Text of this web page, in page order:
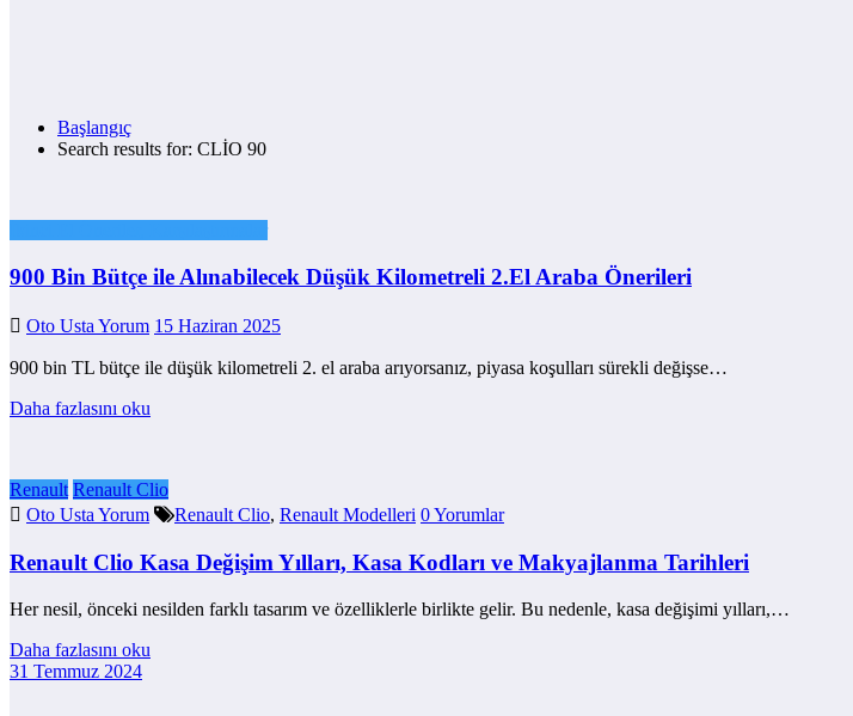
Başlangıç
Search results for: CLİO 90
900 Bin Bütçe ile Alınabilecek Düşük Kilometreli 2.El Araba Önerileri
Oto Usta Yorum 15 Haziran 2025
900 bin TL bütçe ile düşük kilometreli 2. el araba arıyorsanız, piyasa koşulları sürekli değişse…
Daha fazlasını oku
Renault Renault Clio
Oto Usta Yorum
Renault Clio, Renault Modelleri 0 Yorumlar
Renault Clio Kasa Değişim Yılları, Kasa Kodları ve Makyajlanma Tarihleri
Her nesil, önceki nesilden farklı tasarım ve özelliklerle birlikte gelir. Bu nedenle, kasa değişimi yılları,…
Daha fazlasını oku
31 Temmuz 2024